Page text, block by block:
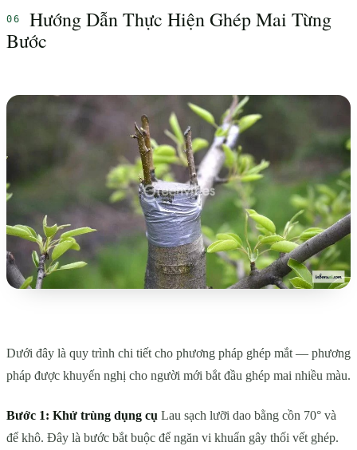
Hướng Dẫn Thực Hiện Ghép Mai Từng
Bước
Dưới đây là quy trình chi tiết cho phương pháp ghép mắt — phương
pháp được khuyến nghị cho người mới bắt đầu ghép mai nhiều màu.
Bước 1: Khử trùng dụng cụ Lau sạch lưỡi dao bằng cồn 70° và
để khô. Đây là bước bắt buộc để ngăn vi khuẩn gây thối vết ghép.